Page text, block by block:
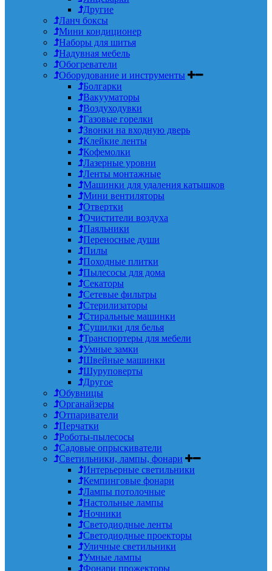
Другие
Ланч боксы
Мини кондиционер
Наборы для шитья
Надувная мебель
Обогреватели
Оборудование и инструменты
Болгарки
Вакууматоры
Воздуходувки
Газовые горелки
Звонки на входную дверь
Клейкие ленты
Кофемолки
Лазерные уровни
Ленты монтажные
Машинки для удаления катышков
Мини вентиляторы
Отвертки
Очистители воздуха
Паяльники
Переносные души
Пилы
Походные плитки
Пылесосы для дома
Секаторы
Сетевые фильтры
Стерилизаторы
Стиральные машинки
Сушилки для белья
Транспортеры для мебели
Умные замки
Швейные машинки
Шуруповерты
Другое
Обувницы
Органайзеры
Отпариватели
Перчатки
Роботы-пылесосы
Садовые опрыскиватели
Светильники, лампы, фонари
Интерьерные светильники
Кемпинговые фонари
Лампы потолочные
Настольные лампы
Ночники
Светодиодные ленты
Светодиодные проекторы
Уличные светильники
Умные лампы
Фонари прожекторы